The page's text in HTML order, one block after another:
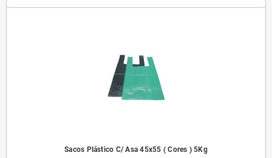
Sacos Plástico C/ Asa 45x55 ( Cores ) 5Kg